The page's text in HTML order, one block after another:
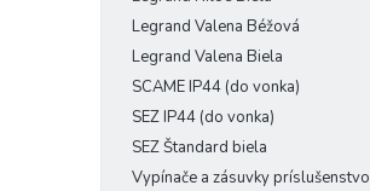
Legrand Valena Béžová
Legrand Valena Biela
SCAME IP44 (do vonka)
SEZ IP44 (do vonka)
SEZ Štandard biela
Vypínače a zásuvky príslušenstvo